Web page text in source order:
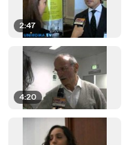
2:47
4:20